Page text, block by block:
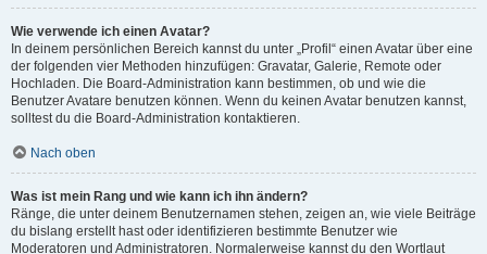
Wie verwende ich einen Avatar?
In deinem persönlichen Bereich kannst du unter „Profil“ einen Avatar über eine
der folgenden vier Methoden hinzufügen: Gravatar, Galerie, Remote oder
Hochladen. Die Board-Administration kann bestimmen, ob und wie die
Benutzer Avatare benutzen können. Wenn du keinen Avatar benutzen kannst,
solltest du die Board-Administration kontaktieren.
Nach oben
Was ist mein Rang und wie kann ich ihn ändern?
Ränge, die unter deinem Benutzernamen stehen, zeigen an, wie viele Beiträge
du bislang erstellt hast oder identifizieren bestimmte Benutzer wie
Moderatoren und Administratoren. Normalerweise kannst du den Wortlaut